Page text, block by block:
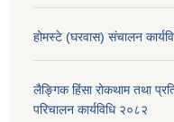
होमस्टे (घरवास) संचालन
लैङ्गिक हिंसा रोकथाम तथा
परिचालन कार्यविधि २०८२